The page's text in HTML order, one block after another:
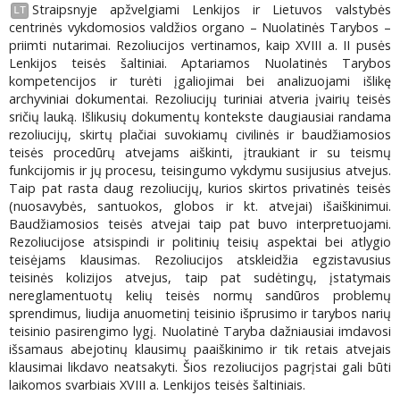
LT Straipsnyje apžvelgiami Lenkijos ir Lietuvos valstybės
centrinės vykdomosios valdžios organo – Nuolatinės Tarybos –
priimti nutarimai. Rezoliucijos vertinamos, kaip XVIII a. II pusės
Lenkijos teisės šaltiniai. Aptariamos Nuolatinės Tarybos
kompetencijos ir turėti įgaliojimai bei analizuojami išlikę
archyviniai dokumentai. Rezoliucijų turiniai atveria įvairių teisės
sričių lauką. Išlikusių dokumentų kontekste daugiausiai randama
rezoliucijų, skirtų plačiai suvokiamų civilinės ir baudžiamosios
teisės procedūrų atvejams aiškinti, įtraukiant ir su teismų
funkcijomis ir jų procesu, teisingumo vykdymu susijusius atvejus.
Taip pat rasta daug rezoliucijų, kurios skirtos privatinės teisės
(nuosavybės, santuokos, globos ir kt. atvejai) išaiškinimui.
Baudžiamosios teisės atvejai taip pat buvo interpretuojami.
Rezoliucijose atsispindi ir politinių teisių aspektai bei atlygio
teisėjams klausimas. Rezoliucijos atskleidžia egzistavusius
teisinės kolizijos atvejus, taip pat sudėtingų, įstatymais
nereglamentuotų kelių teisės normų sandūros problemų
sprendimus, liudija anuometinį teisinio išprusimo ir tarybos narių
teisinio pasirengimo lygį. Nuolatinė Taryba dažniausiai imdavosi
išsamaus abejotinų klausimų paaiškinimo ir tik retais atvejais
klausimai likdavo neatsakyti. Šios rezoliucijos pagrįstai gali būti
laikomos svarbiais XVIII a. Lenkijos teisės šaltiniais.